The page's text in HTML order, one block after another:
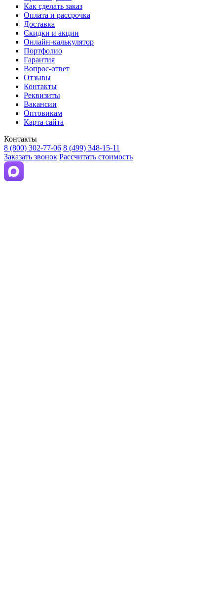
Как сделать заказ
Оплата и рассрочка
Доставка
Скидки и акции
Онлайн-калькулятор
Портфолио
Гарантия
Вопрос-ответ
Отзывы
Контакты
Реквизиты
Вакансии
Оптовикам
Карта сайта
Контакты
8 (800) 302-77-06 8 (499) 348-15-11
Заказать звонок Рассчитать стоимость